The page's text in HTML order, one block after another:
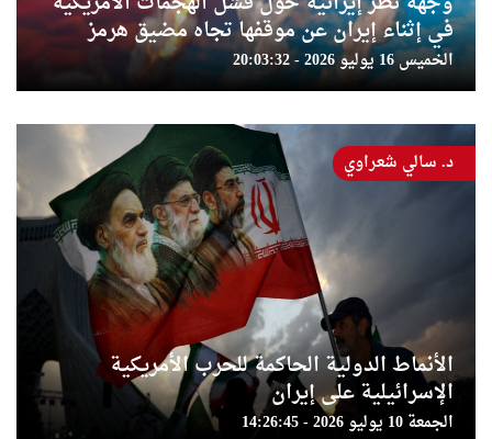
في إثناء إيران عن موقفها تجاه مضيق هرمز
الخميس 16 يوليو 2026 - 20:03:32
الأنماط الدولية الحاكمة للحرب الأمريكية
الإسرائيلية على إيران
الجمعة 10 يوليو 2026 - 14:26:45
د. سالي شعراوي